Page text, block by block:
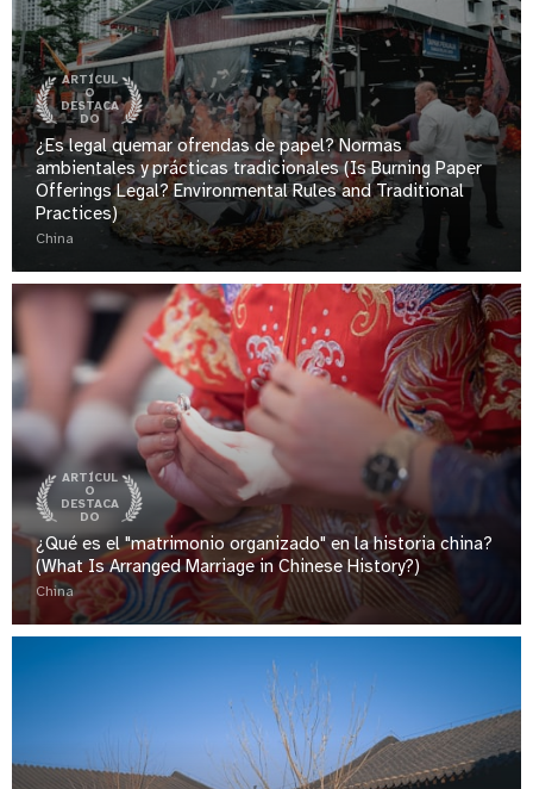
ARTÍCUL
O
DESTACA
DO
¿Es legal quemar ofrendas de papel? Normas
ambientales y prácticas tradicionales (Is Burning Paper
Offerings Legal? Environmental Rules and Traditional
Practices)
China
ARTÍCUL
O
DESTACA
DO
¿Qué es el "matrimonio organizado" en la historia china?
(What Is Arranged Marriage in Chinese History?)
China